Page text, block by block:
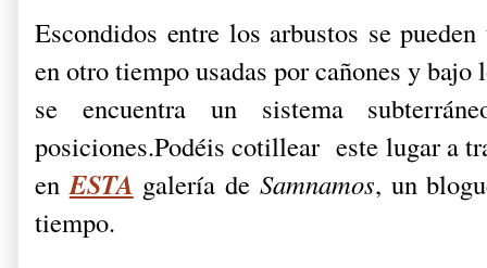
Escondidos entre los arbustos se
en otro tiempo usadas por cañones y bajo
se encuentra un sistema
posiciones.Podéis cotillear este lugar a
enESTA galería de Samnamos, un
tiempo.